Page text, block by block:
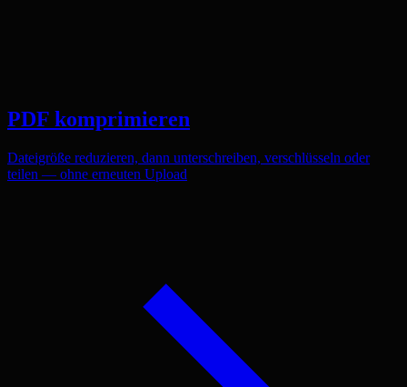
PDF komprimieren
Dateigröße reduzieren, dann unterschreiben, verschlüsseln oder
teilen — ohne erneuten Upload